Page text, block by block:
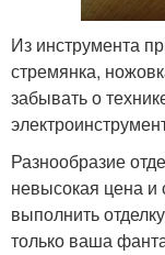
Из инструмента
стремянка,
забывать о
Разнообразие
невысокая цена и
выполнить
только ваша